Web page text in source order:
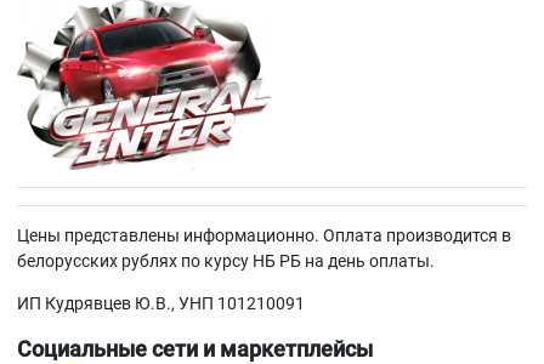
Цены представлены информационно. Оплата производится в
белорусских рублях по курсу НБ РБ на день оплаты.
ИП Кудрявцев Ю.В., УНП 101210091
Социальные сети и маркетплейсы